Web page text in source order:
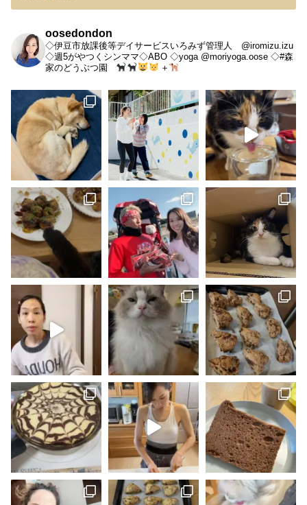
oosedondon
◇伊豆市放課後等デイサービスいろみず管理人 @iromizu.izu
◇週5がやつくシンママ◇ABO ◇yoga @moriyoga.oose ◇#森
家のどうぶつ園
＋